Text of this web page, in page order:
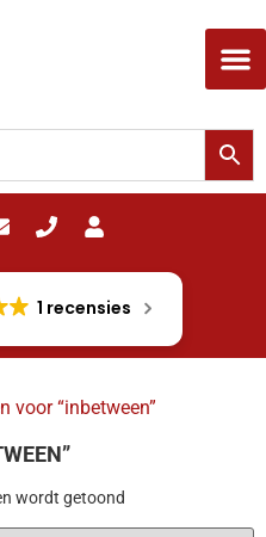
1 recensies
voor “inbetween”
wordt getoond